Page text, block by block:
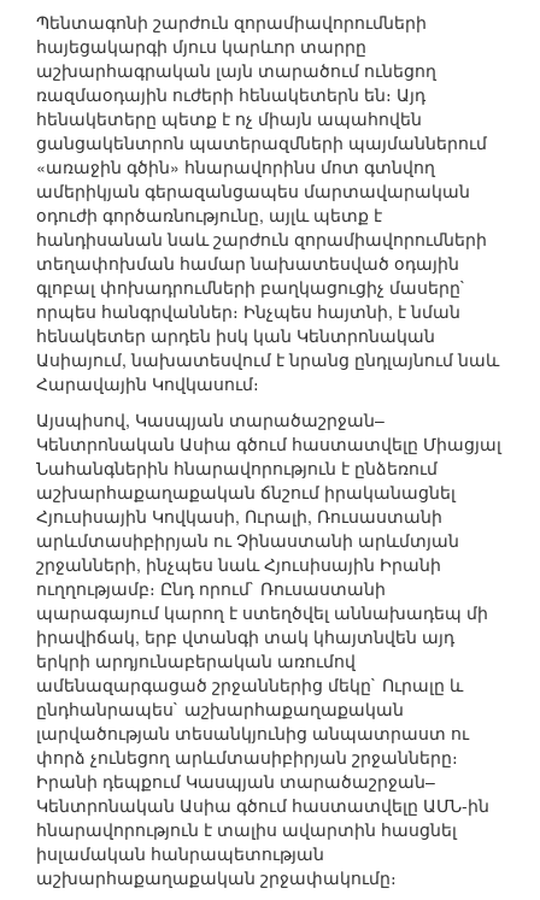
Պենտագոնի շարժուն զորամիավորումների
հայեցակարգի մյուս կարևոր տարրը
աշխարհագրական լայն տարածում ունեցող
ռազմաօդային ուժերի հենակետերն են։ Այդ
հենակետերը պետք է ոչ միայն ապահովեն
ցանցակենտրոն պատերազմների պայմաններում
«առաջին գծին» հնարավորինս մոտ գտնվող
ամերիկյան գերազանցապես մարտավարական
օդուժի գործառնությունը, այլև պետք է
հանդիսանան նաև շարժուն զորամիավորումների
տեղափոխման համար նախատեսված օդային
գլոբալ փոխադրումների բաղկացուցիչ մասերը`
որպես հանգրվաններ։ Ինչպես հայտնի, է նման
հենակետեր արդեն իսկ կան Կենտրոնական
Ասիայում, նախատեսվում է նրանց ընդլայնում նաև
Հարավային Կովկասում։
Այսպիսով, Կասպյան տարածաշրջան–
Կենտրոնական Ասիա գծում հաստատվելը Միացյալ
Նահանգներին հնարավորություն է ընձեռում
աշխարհաքաղաքական ճնշում իրականացնել
Հյուսիսային Կովկասի, Ուրալի, Ռուսաստանի
արևմտասիբիրյան ու Չինաստանի արևմտյան
շրջանների, ինչպես նաև Հյուսիսային Իրանի
ուղղությամբ։ Ընդ որում` Ռուսաստանի
պարագայում կարող է ստեղծվել աննախադեպ մի
իրավիճակ, երբ վտանգի տակ կհայտնվեն այդ
երկրի արդյունաբերական առումով
ամենազարգացած շրջաններից մեկը` Ուրալը և
ընդհանրապես` աշխարհաքաղաքական
լարվածության տեսանկյունից անպատրաստ ու
փորձ չունեցող արևմտասիբիրյան շրջանները։
Իրանի դեպքում Կասպյան տարածաշրջան–
Կենտրոնական Ասիա գծում հաստատվելը ԱՄՆ-ին
հնարավորություն է տալիս ավարտին հասցնել
իսլամական հանրապետության
աշխարհաքաղաքական շրջափակումը։